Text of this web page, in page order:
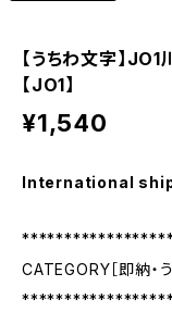
【うちわ文字】
【JO1】
¥1,540
International
CATEGORY［即納・